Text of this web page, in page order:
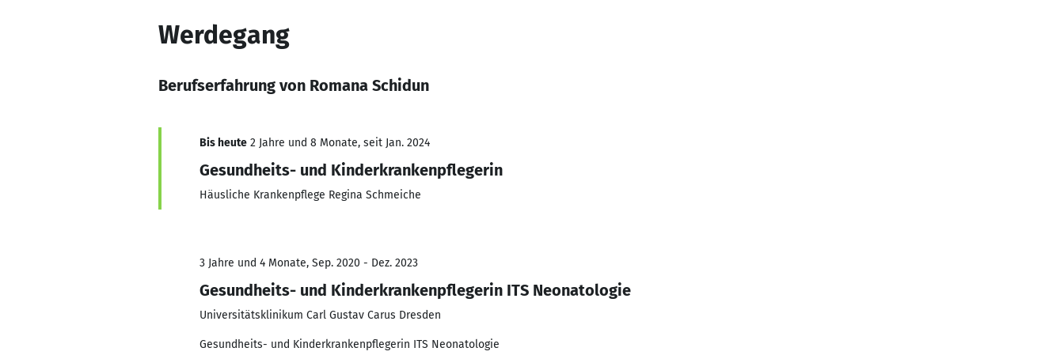
Werdegang
Berufserfahrung von Romana Schidun
Bis heute 2 Jahre und 8 Monate, seit Jan. 2024
Gesundheits- und Kinderkrankenpflegerin
Häusliche Krankenpflege Regina Schmeiche
3 Jahre und 4 Monate, Sep. 2020 - Dez. 2023
Gesundheits- und Kinderkrankenpflegerin ITS Neonatologie
Universitätsklinikum Carl Gustav Carus Dresden
Gesundheits- und Kinderkrankenpflegerin ITS Neonatologie